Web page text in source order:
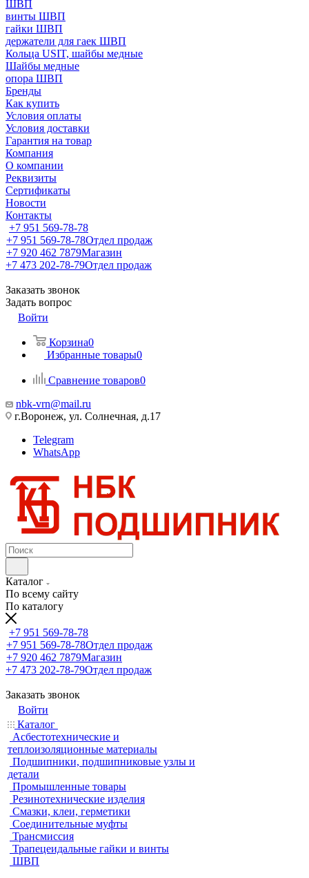
ШВП
винты ШВП
гайки ШВП
держатели для гаек ШВП
Кольца USIT, шайбы медные
Шайбы медные
опора ШВП
Бренды
Как купить
Условия оплаты
Условия доставки
Гарантия на товар
Компания
О компании
Реквизиты
Сертификаты
Новости
Контакты
+7 951 569-78-78
+7 951 569-78-78Отдел продаж
+7 920 462 7879Магазин
+7 473 202-78-79Отдел продаж
Заказать звонок
Задать вопрос
Войти
Корзина0
Избранные товары0
Сравнение товаров0
nbk-vrn@mail.ru
г.Воронеж, ул. Солнечная, д.17
Telegram
WhatsApp
Каталог
По всему сайту
По каталогу
+7 951 569-78-78
+7 951 569-78-78Отдел продаж
+7 920 462 7879Магазин
+7 473 202-78-79Отдел продаж
Заказать звонок
Войти
Каталог
Асбестотехнические и
теплоизоляционные материалы
Подшипники, подшипниковые узлы и
детали
Промышленные товары
Резинотехнические изделия
Смазки, клеи, герметики
Соединительные муфты
Трансмиссия
Трапецеидальные гайки и винты
ШВП